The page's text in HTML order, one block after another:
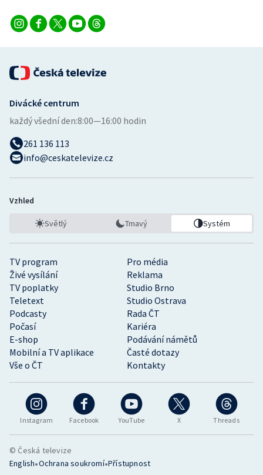
Stolní tenis
Veslování
Vodní slalom
Volejbal
Ostatní
Instagram Facebook YouTube X Threads
TV program
Pro média
Živé vysílání
Reklama
TV poplatky
Studio Brno
Teletext
Studio Ostrava
Podcasty
Rada ČT
Počasí
Kariéra
E-shop
Podávání námětů
Mobilní a TV aplikace
Časté dotazy
Vše o ČT
Kontakty
Divácké centrum
každý všední den:8:00—16:00 hodin
261 136 113
info@ceskatelevize.cz
Vzhled
Světlý Tmavý Systém
© Česká televize
English•Ochrana soukromí•Přístupnost